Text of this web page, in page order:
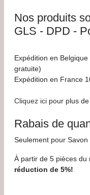
Nos produits
GLS - DPD -
Expédition en
gratuite)
Expédition en France
Cliquez ici pour plus
Rabais de
Seulement pour Savon
À partir de 5 pièces du
réduction de 5%!